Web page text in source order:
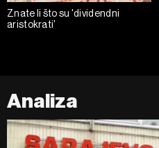
Znate li što su 'dividendni
aristokrati'
Analiza